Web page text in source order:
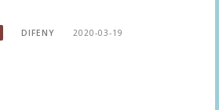
DIFENY 2020-03-19